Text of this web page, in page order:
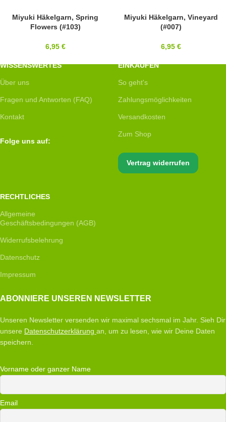
Miyuki Häkelgarn, Spring
Flowers (#103)
6,95 €
Miyuki Häkelgarn, Vineyard
(#007)
6,95 €
WISSENSWERTES
Über uns
Fragen und Antworten (FAQ)
Kontakt
Folge uns auf:
EINKAUFEN
So geht's
Zahlungsmöglichkeiten
Versandkosten
Zum Shop
Vertrag widerrufen
RECHTLICHES
Allgemeine
Geschäftsbedingungen (AGB)
Widerrufsbelehrung
Datenschutz
Impressum
ABONNIERE UNSEREN NEWSLETTER
Unseren Newsletter versenden wir maximal sechsmal im Jahr. Sieh Dir
unsere Datenschutzerklärung an, um zu lesen, wie wir Deine Daten
speichern.
Vorname oder ganzer Name
Email